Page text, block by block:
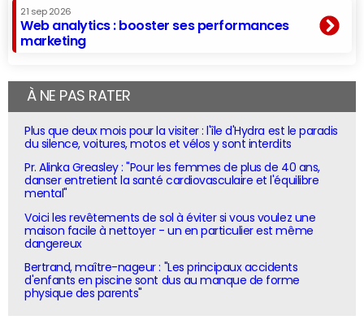
21 sep 2026
Web analytics : booster ses performances
marketing
À NE PAS RATER
Plus que deux mois pour la visiter : l'île d'Hydra est le paradis
du silence, voitures, motos et vélos y sont interdits
Pr. Alinka Greasley : "Pour les femmes de plus de 40 ans,
danser entretient la santé cardiovasculaire et l'équilibre
mental"
Voici les revêtements de sol à éviter si vous voulez une
maison facile à nettoyer - un en particulier est même
dangereux
Bertrand, maître-nageur : "Les principaux accidents
d'enfants en piscine sont dus au manque de forme
physique des parents"